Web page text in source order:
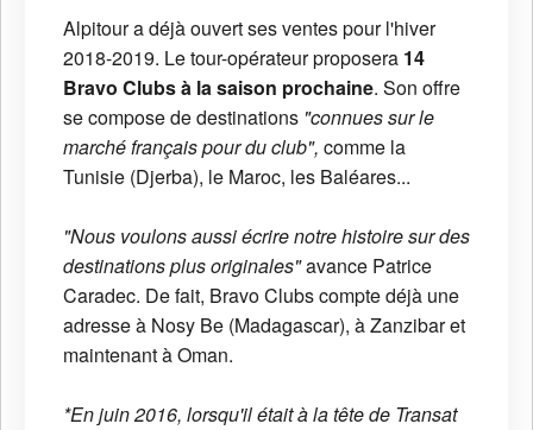
Alpitour a déjà ouvert ses ventes pour l'hiver
2018-2019. Le tour-opérateur proposera 14
Bravo Clubs à la saison prochaine. Son offre
se compose de destinations "connues sur le
marché français pour du club", comme la
Tunisie (Djerba), le Maroc, les Baléares...
"Nous voulons aussi écrire notre histoire sur des
destinations plus originales"avance Patrice
Caradec. De fait, Bravo Clubs compte déjà une
adresse à Nosy Be (Madagascar), à Zanzibar et
maintenant à Oman.
*En juin 2016, lorsqu'il était à la tête de Transat